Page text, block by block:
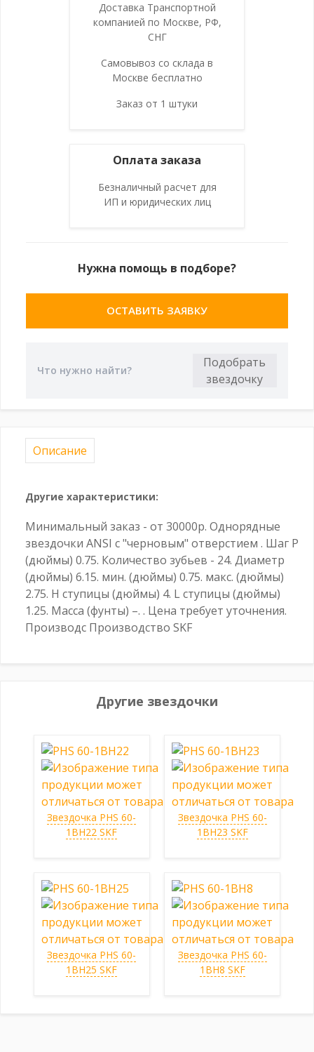
Доставка Транспортной
компанией по Москве, РФ,
СНГ
Самовывоз со склада в
Москве бесплатно
Заказ от 1 штуки
Оплата заказа
Безналичный расчет для
ИП и юридических лиц
Нужна помощь в подборе?
ОСТАВИТЬ ЗАЯВКУ
Описание
Другие характеристики:
Минимальный заказ - от 30000р. Однорядные
звездочки ANSI с "черновым" отверстием . Шаг P
(дюймы) 0.75. Количество зубьев - 24. Диаметр
(дюймы) 6.15. мин. (дюймы) 0.75. макс. (дюймы)
2.75. H cтупицы (дюймы) 4. L ступицы (дюймы)
1.25. Масса (фунты) –. . Цена требует уточнения.
Производс Производство SKF
Другие звездочки
Звездочка PHS 60-
1BH22 SKF
Звездочка PHS 60-
1BH23 SKF
Звездочка PHS 60-
1BH25 SKF
Звездочка PHS 60-
1BH8 SKF